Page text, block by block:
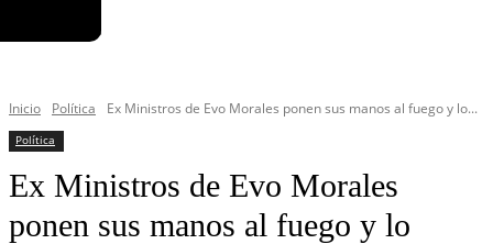
Inicio Política Ex Ministros de Evo Morales ponen sus manos al fuego y lo...
Política
Ex Ministros de Evo Morales
ponen sus manos al fuego y lo